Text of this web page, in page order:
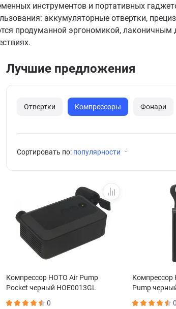
инструментов и портативных
аккумуляторные отвертки,
продуманной эргономикой,
Лучшие предложения
Отвертки Компрессоры Фонари
Сортировать по: популярности
Компрессор HOTO Air Pump
Pocket черный HOE0013GL
0
Компрессор
Pump
0